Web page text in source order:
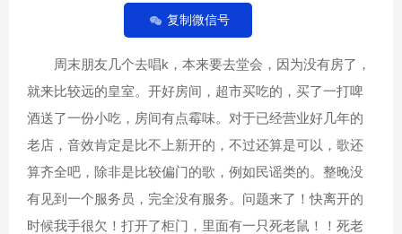
复制微信号
周末朋友几个去唱k，本来要去堂会，因为没有房了，
就来比较远的皇室。开好房间，超市买吃的，买了一打啤
酒送了一份小吃，房间有点霉味。对于已经营业好几年的
老店，音效肯定是比不上新开的，不过还算是可以，歌还
算齐全吧，除非是比较偏门的歌，例如民谣类的。整晚没
有见到一个服务员，完全没有服务。问题来了！快离开的
时候我手很欠！打开了柜门，里面有一只死老鼠！！死老